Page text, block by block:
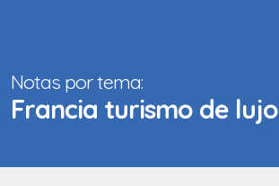
Notas por tema:
Francia turismo de lujo